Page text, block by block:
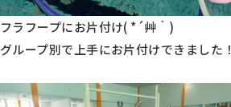
フラフープにお片付け( *´艸｀)
グループ別で上手にお片付けできました！